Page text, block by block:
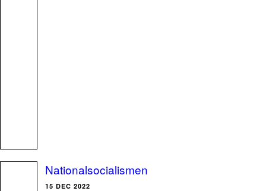
Nationalsocialismen
15 DEC 2022